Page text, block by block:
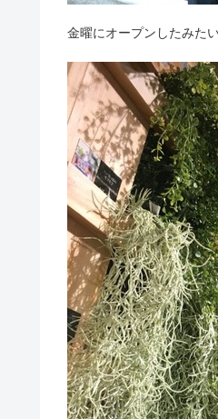
金曜にオープンしたみた